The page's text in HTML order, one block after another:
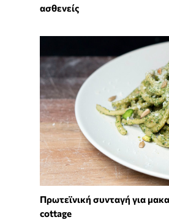
ασθενείς
Πρωτεϊνική συνταγή για
cottage